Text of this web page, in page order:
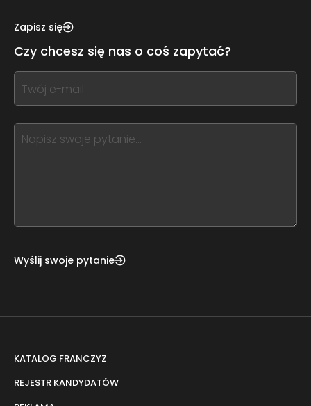
this,
this
form
field
blank
Zapisz się
Czy chcesz się nas o coś zapytać?
If
you
this,
leave
Wyślij swoje pytanie
KATALOG FRANCZYZ
REJESTR KANDYDATÓW